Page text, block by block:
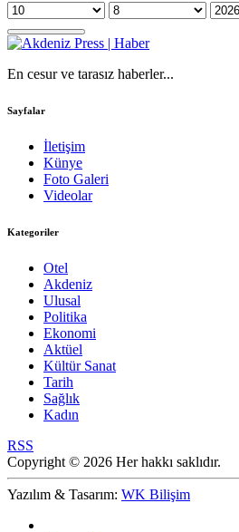
En cesur ve tarasız haberler...
Sayfalar
İletişim
Künye
Foto Galeri
Videolar
Kategoriler
Otel
Akdeniz
Ulusal
Politika
Ekonomi
Aktüel
Kültür Sanat
Tarih
Sağlık
Kadın
RSS
Copyright © 2026 Her hakkı saklıdır.
Yazılım & Tasarım: WK Bilişim